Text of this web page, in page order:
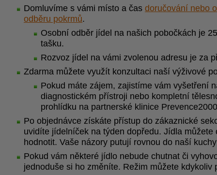
Domluvíme s vámi místo a čas doručování nebo
odběru pokrmů.
Osobní odběr jídel na našich pobočkách je
tašku.
Rozvoz jídel na vámi zvolenou adresu je za
Zdarma můžete využít konzultaci naší výživové
Pokud máte zájem, zajistíme vám vyšetření
diagnostickém přístroji nebo kompletní
prohlídku na partnerské klinice
Po objednávce získáte přístup do zákaznické
uvidíte jídelníček na týden dopředu. Jídla můžete
hodnotit. Vaše názory putují rovnou do naší
Pokud vám některé jídlo nebude chutnat či
jednoduše si ho změníte. Režim můžete kdykoliv